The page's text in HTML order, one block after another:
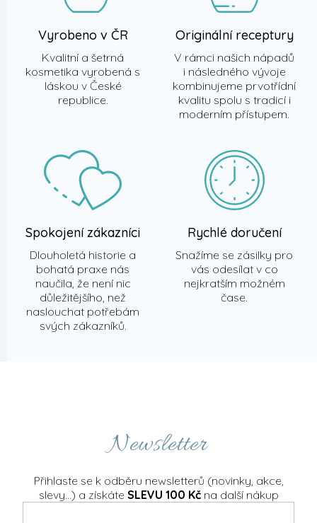
Vyrobeno v ČR
Kvalitní a šetrná
kosmetika vyrobená s
láskou v České
republice.
Originální receptury
V rámci našich nápadů
i následného vývoje
kombinujeme prvotřídní
kvalitu spolu s tradicí i
moderním přístupem.
Spokojení zákazníci
Dlouholetá historie a
bohatá praxe nás
naučila, že není nic
důležitějšího, než
naslouchat potřebám
svých zákazníků.
Rychlé doručení
Snažíme se zásilky pro
vás odesílat v co
nejkratším možném
čase.
Newsletter
Přihlaste se k odběru newsletterů (novinky, akce,
slevy...) a získáte SLEVU 100 Kčna další nákup